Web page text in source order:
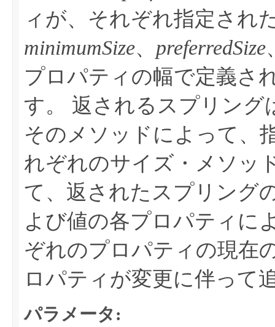
ィが、それぞれ指定され
minimumSize、 preferredSize
プロパティの幅で定義さ
す。
返されるスプリング
そのメソッドによって、
れぞれのサイズ・メソッ
て、返されたスプリング
よび値の各プロパティに
ぞれのプロパティの現在
ロパティが変更に伴って
パラメータ: